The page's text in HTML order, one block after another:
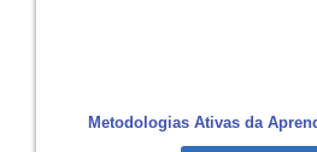
Metodologias Ativas da